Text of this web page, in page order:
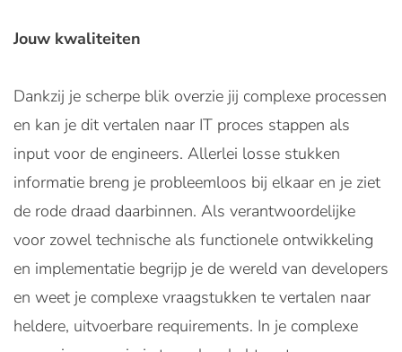
Jouw kwaliteiten
Dankzij je scherpe blik overzie jij complexe processen
en kan je dit vertalen naar IT proces stappen als
input voor de engineers. Allerlei losse stukken
informatie breng je probleemloos bij elkaar en je ziet
de rode draad daarbinnen. Als verantwoordelijke
voor zowel technische als functionele ontwikkeling
en implementatie begrijp je de wereld van developers
en weet je complexe vraagstukken te vertalen naar
heldere, uitvoerbare requirements. In je complexe